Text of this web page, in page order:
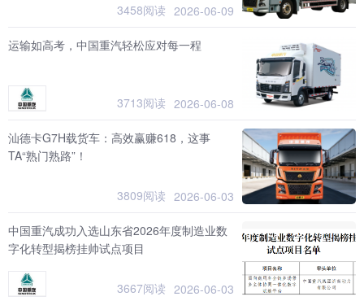
3458阅读 2026-06-09
运输如高考，中国重汽轻松应对每一程
3713阅读 2026-06-08
汕德卡G7H载货车：高效赢赚618，这事
TA“熟门熟路”！
3809阅读 2026-06-03
中国重汽成功入选山东省2026年度制造业数
字化转型揭榜挂帅试点项目
3667阅读 2026-06-03